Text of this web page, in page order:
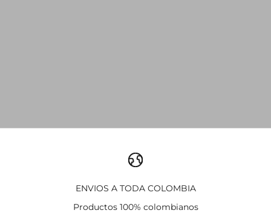
ENVIOS A TODA COLOMBIA
Productos 100% colombianos